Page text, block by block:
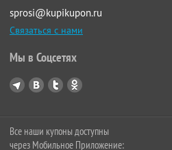
sprosi@kupikupon.ru
Связаться с нами
Мы в Соцсетях
Все наши купоны доступны
через Мобильное Приложение: